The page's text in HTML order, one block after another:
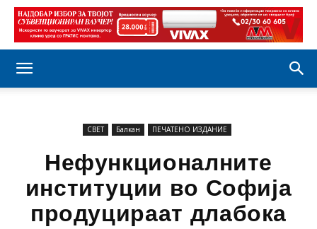
СВЕТ Балкан ПЕЧАТЕНО ИЗДАНИЕ
Нефункционалните
институции во Софија
продуцираат длабока